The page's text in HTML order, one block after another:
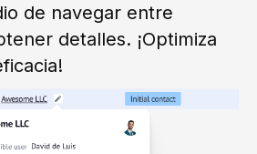
de navegar entre
detalles. ¡Optimiza